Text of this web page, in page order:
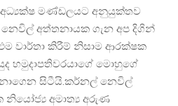
අධ්‍යක්ෂ මණ්ඩලයට අනුයුක්තව
අත්තනායක ගැන අප දිගින්
වාර්තා කිරීම් නිසාම ආරක්ෂක
හමුදාපතිවරයාගේ මොහුගේ
සිටීයි.කර්නල් නෙවිල්
නියෝජ්‍ය අමාත්‍ය අරුණ